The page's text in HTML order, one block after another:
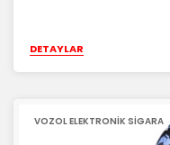
DETAYLAR
VOZOL ELEKTRONIK SIGARA